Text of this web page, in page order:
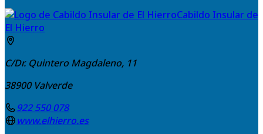
Cabildo Insular de
El Hierro
C/Dr. Quintero Magdaleno, 11
38900 Valverde
922 550 078
www.elhierro.es